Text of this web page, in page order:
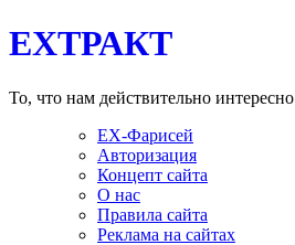
EXТРАКТ
То, что нам действительно интересно
EX-Фарисей
Авторизация
Концепт сайта
О нас
Правила сайта
Реклама на сайтах